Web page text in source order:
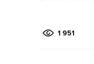
1 951